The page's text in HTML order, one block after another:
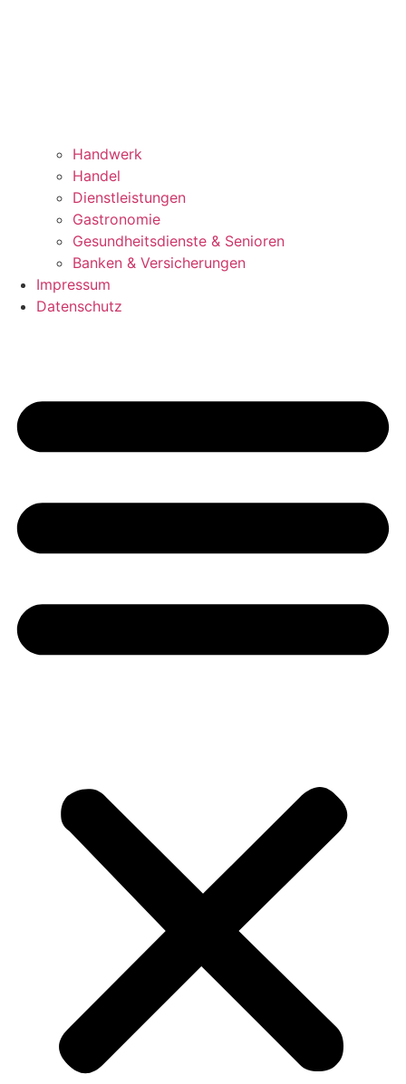
Handwerk
Handel
Dienstleistungen
Gastronomie
Gesundheitsdienste & Senioren
Banken & Versicherungen
Impressum
Datenschutz